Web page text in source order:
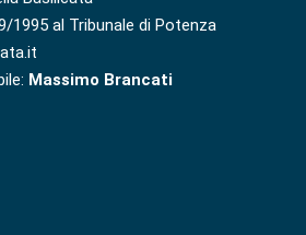
1995 al Tribunale di Potenza
Massimo Brancati